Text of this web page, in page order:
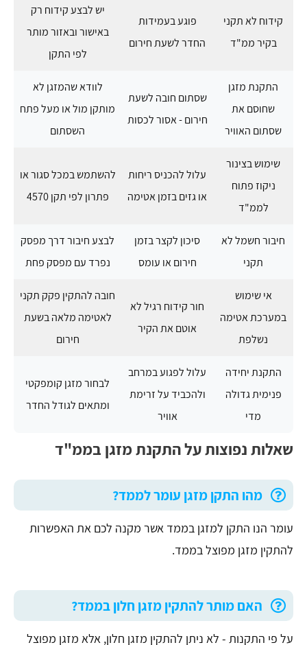
קידוח לא תקני
בקיר ממ"ד
פוגע בעמידות
החדר לשעת חירום
יש לבצע קידוח רק
באישור ובאזור מותר
לפי התקן
התקנת מזגן
שחוסם את
שסתום האוויר
שסתום חובה לשעת
חירום - אסור לכסות
לוודא שהמזגן לא
מותקן מול או מעל פתח
השסתום
שימוש בצינור
ניקוז פתוח
לממ"ד
עלול להכניס ריחות
או גזים בזמן אטימה
להשתמש במכל סגור או
פתרון לפי תקן 4570
חיבור חשמל לא
תקני
סיכון לקצר בזמן
חירום או עומס
לבצע חיבור דרך מפסק
נפרד עם מפסק פחת
אי שימוש
במערכת אטימה
נשלפת
חור קידוח רגיל לא
אוטם את הקיר
חובה להתקין פקק תקני
לאטימה מלאה בשעת
חירום
התקנת יחידה
פנימית גדולה
מדי
עלול לפגוע במרחב
ולהכביד על זרימת
אוויר
לבחור מזגן קומפקטי
ומתאים לגודל החדר
שאלות נפוצות על התקנת מזגן בממ"ד
מהו התקן מזגן עומר לממד?
עומר הנו התקן למזגן בממד אשר מקנה לכם את האפשרות
להתקין מזגן מפוצל בממד.
האם מותר להתקין מזגן חלון בממד?
על פי התקנות - לא ניתן להתקין מזגן חלון, אלא מזגן מפוצל